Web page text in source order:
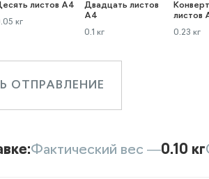
листов А4
кг
Двадцать листов
А4
0.1 кг
листов
0.23 кг
ОТПРАВЛЕНИЕ
Фактический вес —0.10 кг